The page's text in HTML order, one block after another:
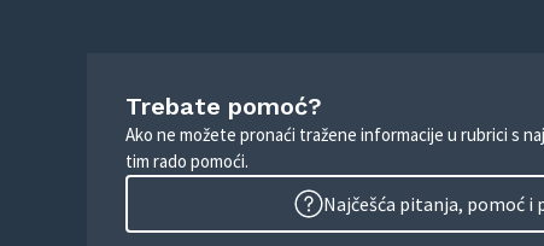
Trebate pomoć?
Ako ne možete pronaći tražene informacije u rubrici s
tim rado pomoći.
Najčešća pitanja, pomoć i